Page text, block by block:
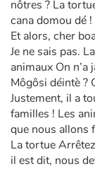
nôtres ? La
cana domou dé
Et alors, cher
Je ne sais pas.
animaux On n’a
Môgôsi déintè ?
Justement, il a
familles ! Les
que nous allons
La tortue
il est dit, nous